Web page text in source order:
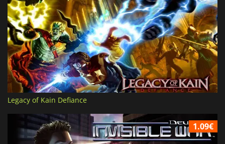
Legacy of Kain Defiance
1.09€